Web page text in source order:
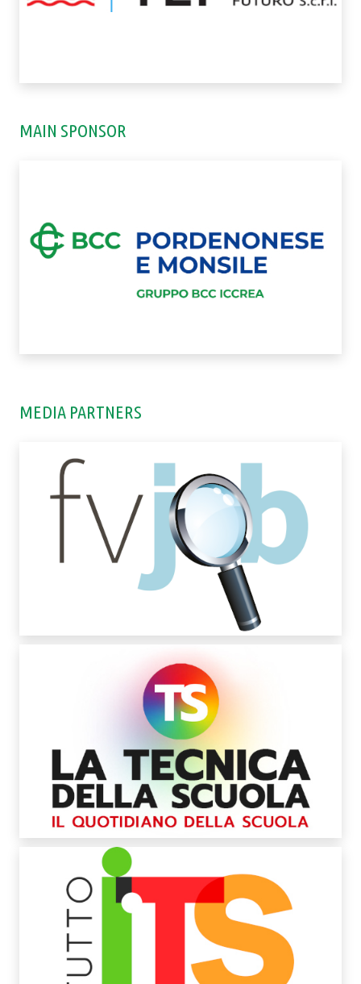
MAIN SPONSOR
MEDIA PARTNERS